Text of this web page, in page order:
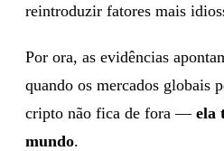
reintroduzir fatores mais
Por ora, as evidências
quando os mercados globais
cripto não fica de fora — ela
mundo.